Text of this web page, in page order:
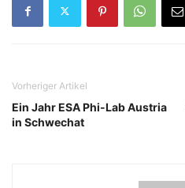
Vorheriger Artikel
Ein Jahr ESA Phi-Lab Austria
in Schwechat